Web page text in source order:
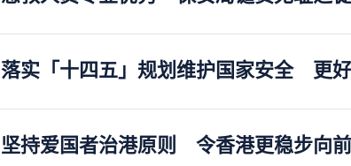
落实「十四五」规划维护国家安全 更
坚持爱国者治港原则 令香港更稳步向前